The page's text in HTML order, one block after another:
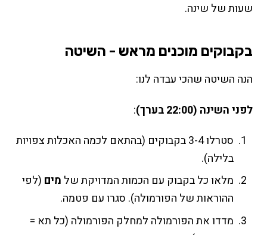
שעות של שינה.
בקבוקים מוכנים מראש - השיטה
הנה השיטה שהכי עבדה לנו:
לפני השינה (22:00 בערך)
:
סטרלו 3-4 בקבוקים (בהתאם לכמה האכלות צפויות
בלילה).
מלאו כל בקבוק עם הכמות המדויקת של מים (לפי
ההוראות של הפורמולה). סגרו עם פטמה.
מדדו את הפורמולה למחלק הפורמולה (כל תא =